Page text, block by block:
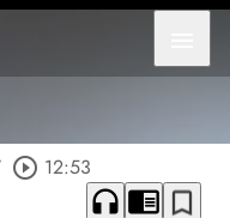
play_circle_outline 12:53
headphones chrome_reader_mode bookmark_border